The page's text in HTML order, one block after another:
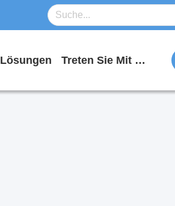
Lösungen Treten Sie Mit Uns In Verbindung